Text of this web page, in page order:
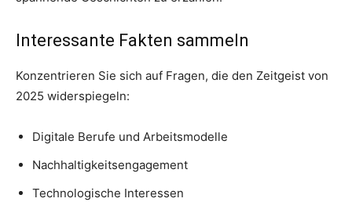
Interessante Fakten sammeln
Konzentrieren Sie sich auf Fragen, die den Zeitgeist von
2025 widerspiegeln:
Digitale Berufe und Arbeitsmodelle
Nachhaltigkeitsengagement
Technologische Interessen